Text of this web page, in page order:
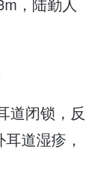
道闭锁，反
道湿疹，